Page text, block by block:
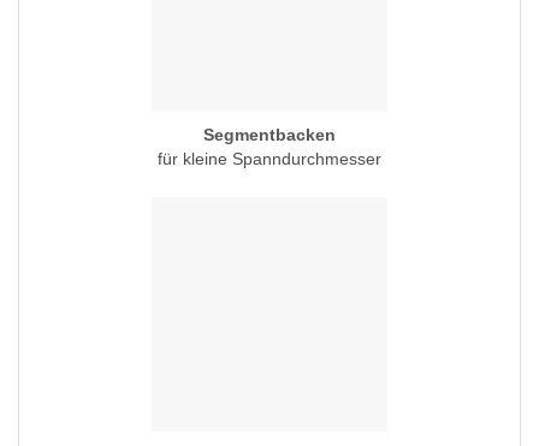
Segmentbacken
für kleine Spanndurchmesser